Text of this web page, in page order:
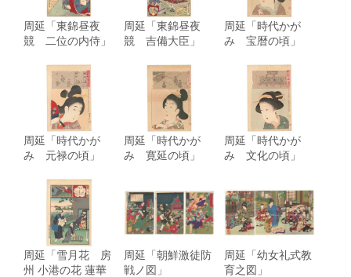
周延「東錦昼夜
競 二位の内侍」
周延「東錦昼夜
競 吉備大臣」
周延「時代かが
み 宝暦の頃」
周延「時代かが
み 元禄の頃」
周延「時代かが
み 寛延の頃」
周延「時代かが
み 文化の頃」
周延「雪月花 房
州 小港の花 蓮華
周延「朝鮮激徒防
戦ノ図」
周延「幼女礼式教
育之図」